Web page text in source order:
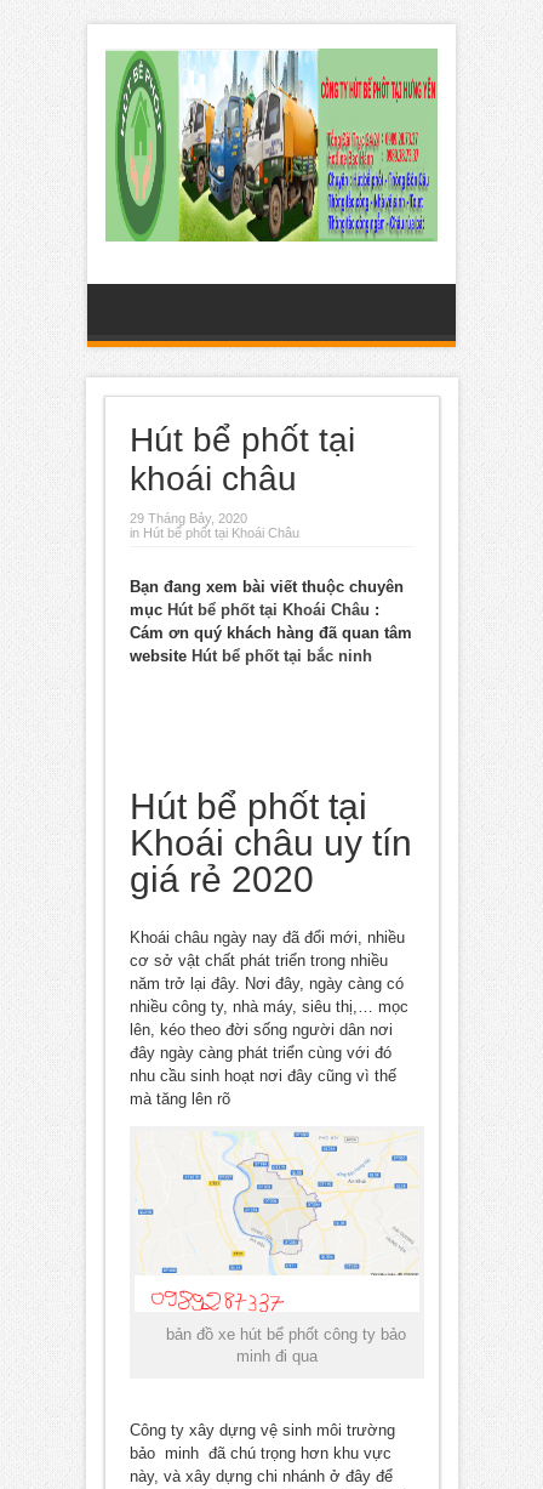
Hút bể phốt tại
khoái châu
29 Tháng Bảy, 2020
in Hút bể phốt tại Khoái Châu
Bạn đang xem bài viết thuộc chuyên
mục Hút bể phốt tại Khoái Châu :
Cám ơn quý khách hàng đã quan tâm
website Hút bể phốt tại bắc ninh
Hút bể phốt tại
Khoái châu uy tín
giá rẻ 2020
Khoái châu ngày nay đã đổi mới, nhiều
cơ sở vật chất phát triển trong nhiều
năm trở lại đây. Nơi đây, ngày càng có
nhiều công ty, nhà máy, siêu thị,… mọc
lên, kéo theo đời sống người dân nơi
đây ngày càng phát triển cùng với đó
nhu cầu sinh hoạt nơi đây cũng vì thế
mà tăng lên rõ
bản đồ xe hút bể phốt công ty bảo
minh đi qua
Công ty xây dựng vệ sinh môi trường
bảo minh đã chú trọng hơn khu vực
này, và xây dựng chi nhánh ở đây để